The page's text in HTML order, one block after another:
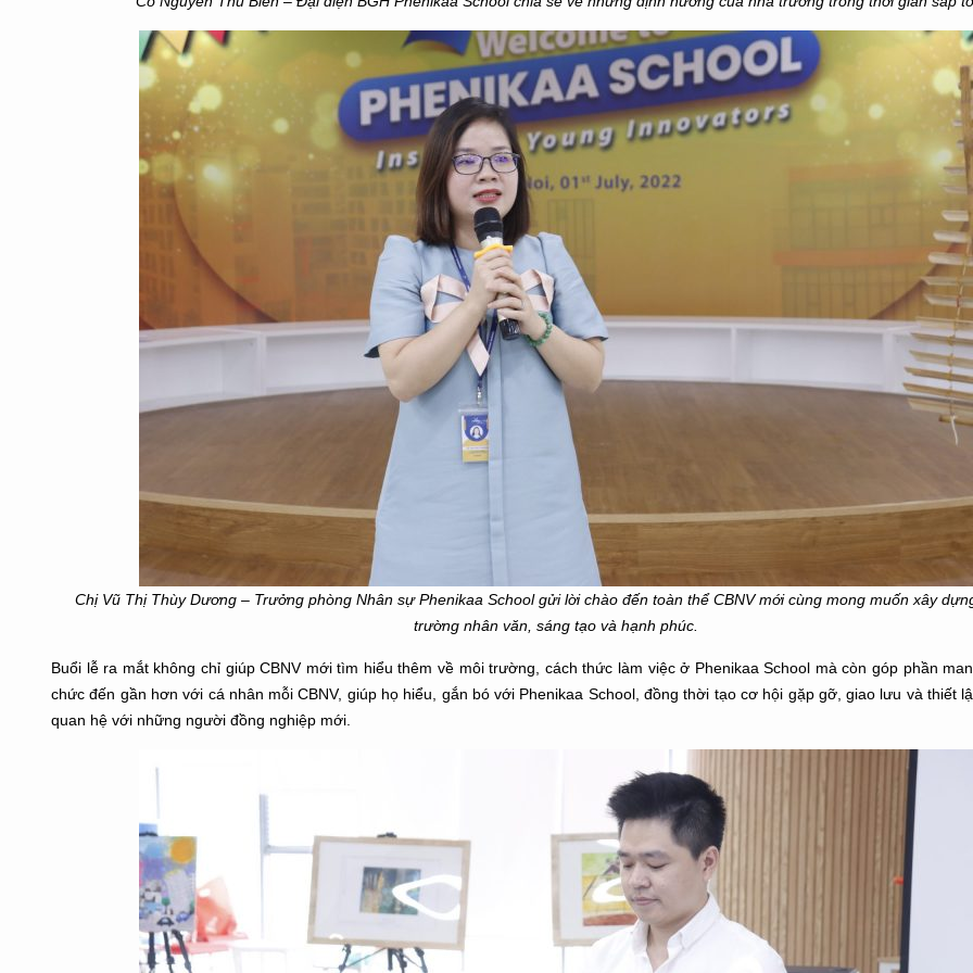
Chị Vũ Thị Thùy Dương – Trưởng phòng Nhân sự Phenikaa School gửi lời chào đến toàn thể CBNV mớicùng mong muốn xây
trường nhân văn, sáng tạo và hạnh phúc.
Buổi lễ ra mắt không chỉ giúp CBNV mới tìm hiểu thêm về môi trường, cách thức làm việc ở Phenikaa School mà còn góp phần
chức đến gần hơn với cá nhân mỗi CBNV, giúp họ hiểu, gắn bó với Phenikaa School, đồng thời tạo cơ hội gặp gỡ, giao lưu và thiết
quan hệ với những người đồng nghiệp mới.